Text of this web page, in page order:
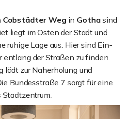
Cobstädter Weg in Gothasind
liegt im Osten der Stadt und
ruhige Lage aus. Hier sind Ein-
entlang der Straßen zu finden.
lädt zur Naherholung und
Bundesstraße 7 sorgt für eine